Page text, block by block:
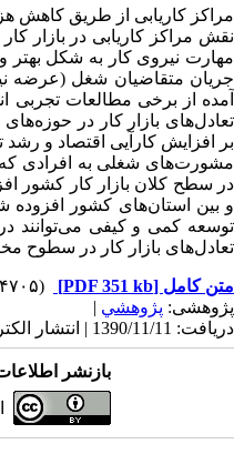
مراکز کاریابی از طریق کاهش
نقش مراکز کاریابی در بازار
مهارت نیروی کار به شکل بهتر
جریان متقاضیان شغل (عرضه
آمده از برخی مطالعات
تعادل‌های بازار کار در
بر افزایش کارآیی اقتصاد و رشد
مشورت‌های شغلی به افرادی که
در سطح کلان بازار کار کشور
و بین استان‌های کشور افزوده
توسعه کمی و کیفی می‌توانند
تعادل‌های بازار کار در سطوح
متن کامل [PDF 351 kb]
(۴۷۰۵ دریافت)
پژوهشی: پژوهشي |
دریافت: 1390/11/11 | انتشار الکترونیک: 1382/8/24
بازنشر